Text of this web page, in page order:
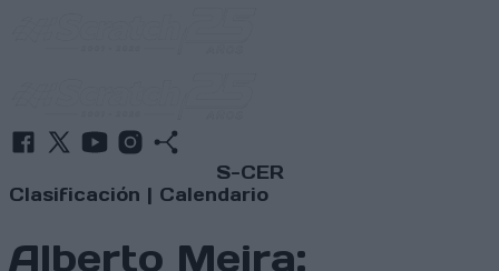
S-CER
Clasificación | Calendario
Alberto Meira: